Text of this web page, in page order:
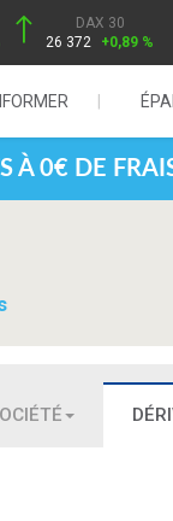
DAX 30
26 372
+0,89 %
À 0€ DE